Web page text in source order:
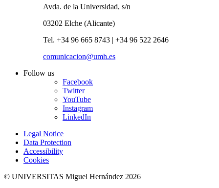
Avda. de la Universidad, s/n
03202 Elche (Alicante)
Tel. +34 96 665 8743 | +34 96 522 2646
comunicacion@umh.es
Follow us
Facebook
Twitter
YouTube
Instagram
LinkedIn
Legal Notice
Data Protection
Accessibility
Cookies
© UNIVERSITAS Miguel Hernández 2026